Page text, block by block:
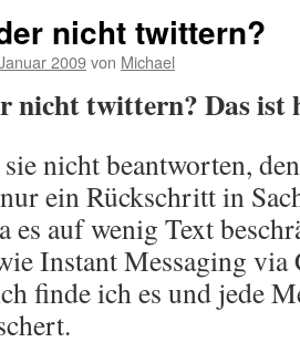
nicht twittern?
2009von Michael
nicht twittern? Das ist
nicht beantworten,
ein Rückschritt in
es auf wenig Text
Instant Messaging via
finde ich es und jede